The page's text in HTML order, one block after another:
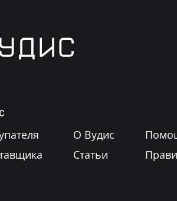
О Вудис
Статьи